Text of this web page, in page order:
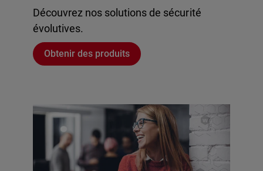
Découvrez nos solutions de sécurité
évolutives.
Obtenir des produits